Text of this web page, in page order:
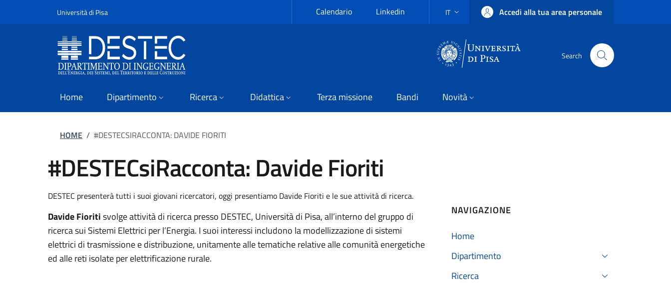
Università di PisaSlim Calendario Linkedin SELETTORE LINGUA: CURRENT LANGUAGE
IT
Accedi alla tua area personale
Search
Home Dipartimento Ricerca Didattica Terza missione Bandi Novità
Briciole di pane
HOME / #DESTECSIRACCONTA: DAVIDE FIORITI
#DESTECsiRacconta: Davide Fioriti
DESTEC presenterà tutti i suoi giovani ricercatori, oggi presentiamo Davide Fioriti e le sue attività di ricerca.
Davide Fioritisvolge attività di ricerca presso DESTEC, Università di Pisa, all’interno del gruppo di
ricerca sui Sistemi Elettrici per l’Energia. I suoi interessi includono la modellizzazione di sistemi
elettrici di trasmissione e distribuzione, unitamente alle tematiche relative alle comunità energetiche
ed alle reti isolate per elettrificazione rurale.
NAVIGAZIONE
Home
Dipartimento
Ricerca